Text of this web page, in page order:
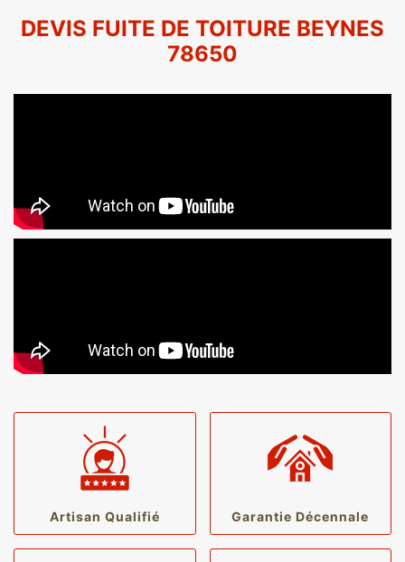
DEVIS FUITE DE TOITURE BEYNES
78650
Artisan Qualifié Garantie Décennale